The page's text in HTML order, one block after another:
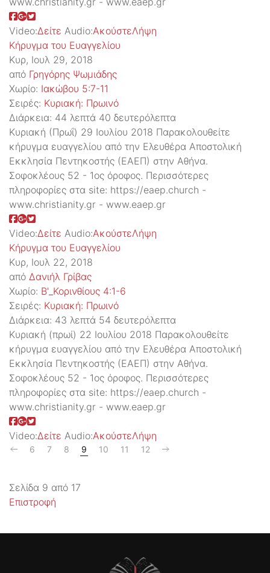
Video:Δείτε Audio:ΑκούστεΛήψη
Κήρυγμα του Ευαγγελίου
Κυρ, Ιουλ 29, 2018
από Γρηγόρης Ψωμιάδης
Χωρίο: Ιακώβου 5:7-11
Σειρές: Kυριακή: Πρωινό
Διάρκεια: 44 λεπτά 40 δευτερόλεπτα
Κυριακή (Πρωΐ) 29 Ιουλίου 2018 Παρακολουθείτε
κήρυγμα ευαγγελίου από την Ελευθέρα Αποστολική
Εκκλησία Πεντηκοστής (ΕΑΕΠ) στην Αθήνα.
Σοφοκλέους 52 - 1ος όροφος. Περισσότερες
πληροφορίες στα site: https://eaep.church -
www.christianity.gr - www.eaep.gr
Video:Δείτε Audio:ΑκούστεΛήψη
Κήρυγμα του Ευαγγελίου
Κυρ, Ιουλ 22, 2018
από Δανιήλ Γρίβας
Χωρίο: Β'_Κορινθίους 4:1-6
Σειρές: Kυριακή: Πρωινό
Διάρκεια: 43 λεπτά 54 δευτερόλεπτα
Κυριακή (πρωί) 22 Ιουλίου 2018 Παρακολουθείτε
κήρυγμα ευαγγελίου από την Ελευθέρα Αποστολική
Εκκλησία Πεντηκοστής (ΕΑΕΠ) στην Αθήνα.
Σοφοκλέους 52 - 1ος όροφος. Περισσότερες
πληροφορίες στα site: https://eaep.church -
www.christianity.gr - www.eaep.gr
Video:Δείτε Audio:ΑκούστεΛήψη
6 7 8 9 10 11 12
Σελίδα 9 από 17
Επιστροφή